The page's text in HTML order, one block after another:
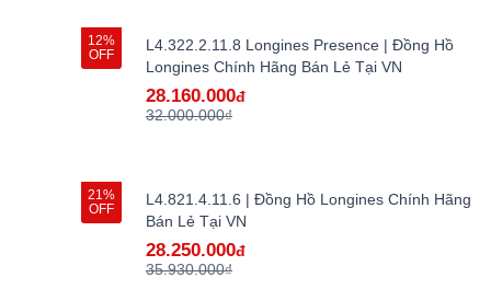
12%
OFF
L4.322.2.11.8 Longines Presence | Đồng Hồ
Longines Chính Hãng Bán Lẻ Tại VN
28.160.000đ
32.000.000₫
21%
OFF
L4.821.4.11.6 | Đồng Hồ Longines Chính Hãng
Bán Lẻ Tại VN
28.250.000đ
35.930.000₫